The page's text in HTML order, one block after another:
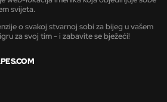
svijeta.
o svakoj stvarnoj sobi za bijeg u vašem
za svoj tim - i zabavite se bježeći!